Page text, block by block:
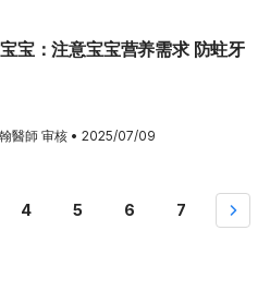
宝：注意宝宝营养需求 防蛀牙
醫師 审核 • 2025/07/09
4 5 6 7